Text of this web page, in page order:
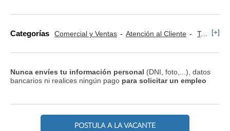
Categorías Comercial y Ventas Atención al Cliente Televenta y Marketing Telefónico [+]
Nunca envíes tu información personal (DNI, foto,...), datos
bancarios ni realices ningún pago para solicitar un empleo
POSTULA A LA VACANTE